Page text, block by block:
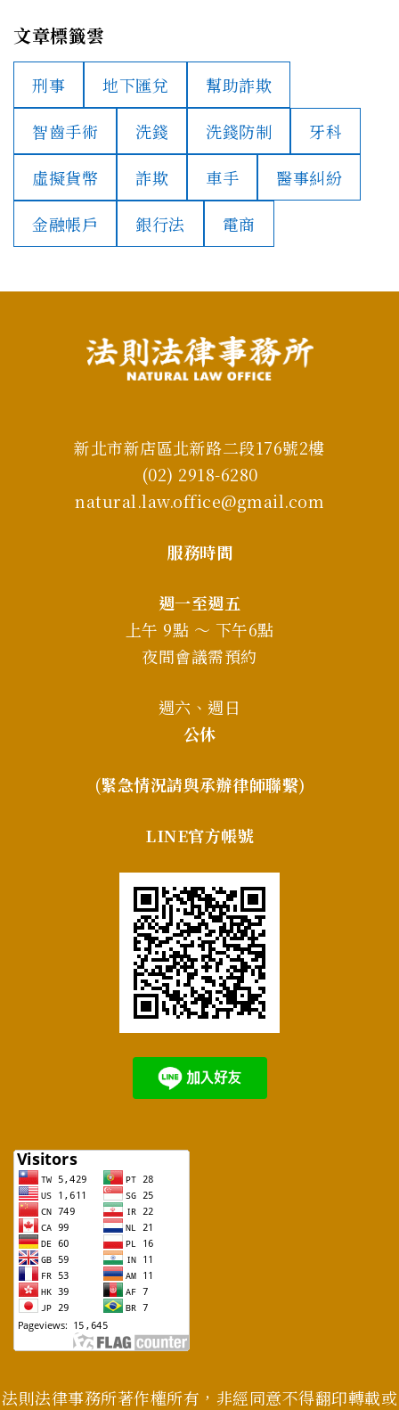
文章標籤雲
刑事 地下匯兌
幫助詐欺
智齒手術
洗錢 洗錢防制
牙科
虛擬貨幣
詐欺 車手
醫事糾紛
金融帳戶
銀行法 電商
新北市新店區北新路二段176號2樓
(02) 2918-6280
natural.law.office@gmail.com
服務時間
週一至週五
上午 9點 ～ 下午6點
夜間會議需預約
週六、週日
公休
(緊急情況請與承辦律師聯繫)
LINE官方帳號
法則法律事務所著作權所有，非經同意不得翻印轉載或